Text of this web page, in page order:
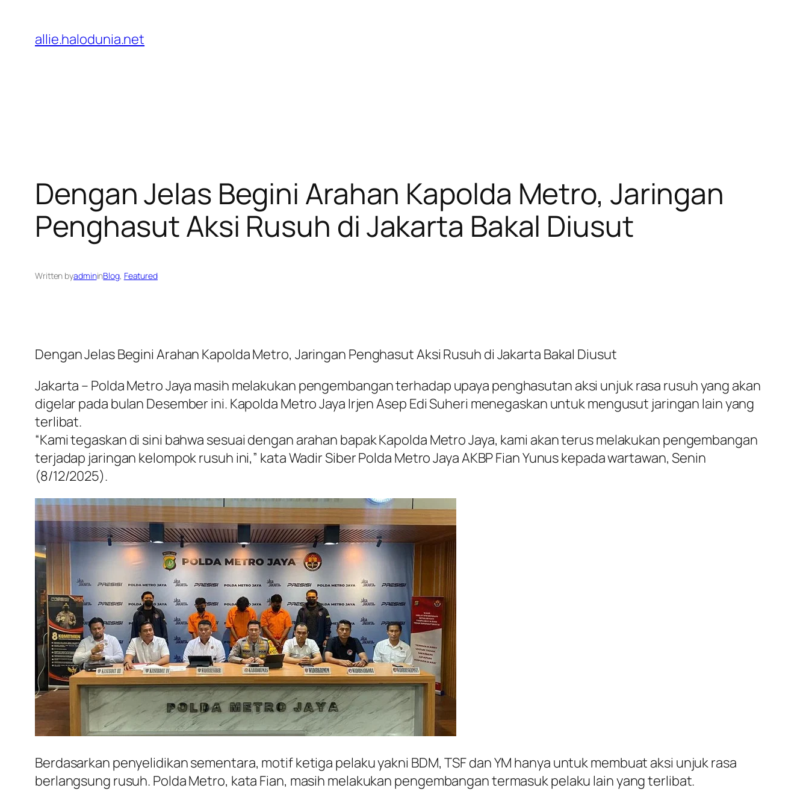
konten
allie.halodunia.net
Dengan Jelas Begini Arahan Kapolda Metro, Jaringan
Penghasut Aksi Rusuh di Jakarta Bakal Diusut
Written byadmininBlog, Featured
Dengan Jelas Begini Arahan Kapolda Metro, Jaringan Penghasut Aksi Rusuh di Jakarta Bakal Diusut
Jakarta – Polda Metro Jaya masih melakukan pengembangan terhadap upaya penghasutan aksi unjuk rasa rusuh yang akan
digelar pada bulan Desember ini. Kapolda Metro Jaya Irjen Asep Edi Suheri menegaskan untuk mengusut jaringan lain yang
terlibat.
“Kami tegaskan di sini bahwa sesuai dengan arahan bapak Kapolda Metro Jaya, kami akan terus melakukan pengembangan
terjadap jaringan kelompok rusuh ini,” kata Wadir Siber Polda Metro Jaya AKBP Fian Yunus kepada wartawan, Senin
(8/12/2025).
Berdasarkan penyelidikan sementara, motif ketiga pelaku yakni BDM, TSF dan YM hanya untuk membuat aksi unjuk rasa
berlangsung rusuh. Polda Metro, kata Fian, masih melakukan pengembangan termasuk pelaku lain yang terlibat.